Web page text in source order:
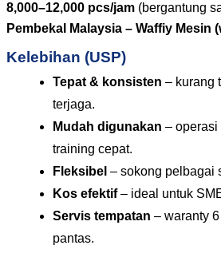
8,000–12,000 pcs/jam (bergantung
Pembekal Malaysia – Waffiy Mesin
Kelebihan (USP)
Tepat & konsisten – kurang
terjaga.
Mudah digunakan – operasi
training cepat.
Fleksibel – sokong pelbagai
Kos efektif– ideal untuk
Servis tempatan – waranty
pantas.